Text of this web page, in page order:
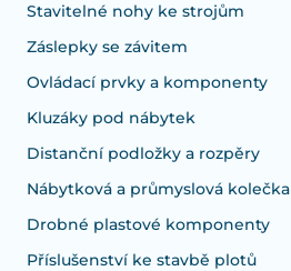
Stavitelné nohy ke strojům
Záslepky se závitem
Ovládací prvky a komponenty
Kluzáky pod nábytek
Distanční podložky a rozpěry
Nábytková a průmyslová kolečka
Drobné plastové komponenty
Příslušenství ke stavbě plotů